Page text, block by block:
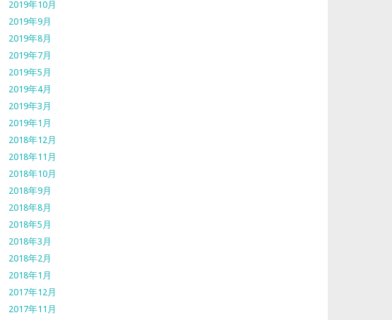
2019年10月
2019年9月
2019年8月
2019年7月
2019年5月
2019年4月
2019年3月
2019年1月
2018年12月
2018年11月
2018年10月
2018年9月
2018年8月
2018年5月
2018年3月
2018年2月
2018年1月
2017年12月
2017年11月